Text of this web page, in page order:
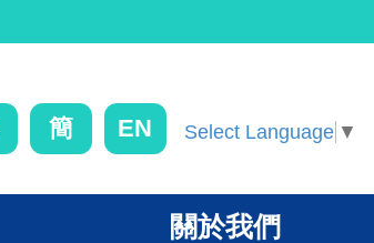
簡 EN Select Language ▼
關於我們